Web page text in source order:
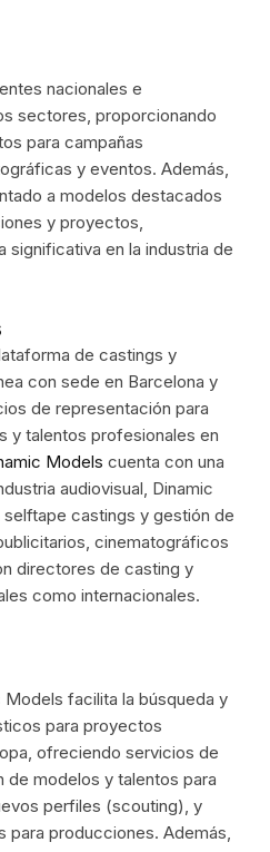
nacionales e
sectores, proporcionando
para campañas
y eventos. Además,
a modelos destacados
y proyectos,
significativa en la industria de
de castings y
con sede en Barcelona y
de representación para
y talentos profesionales en
Models cuenta con una
audiovisual, Dinamic
castings y gestión de
cinematográficos
directores de casting y
como internacionales.
facilita la búsqueda y
para proyectos
ofreciendo servicios de
modelos y talentos para
perfiles (scouting), y
producciones. Además,